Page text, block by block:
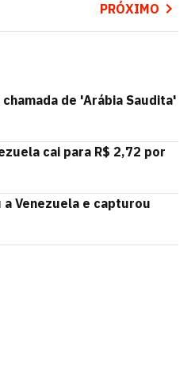
PRÓXIMO
de 'Arábia Saudita'
cai para R$ 2,72 por
Venezuela e capturou